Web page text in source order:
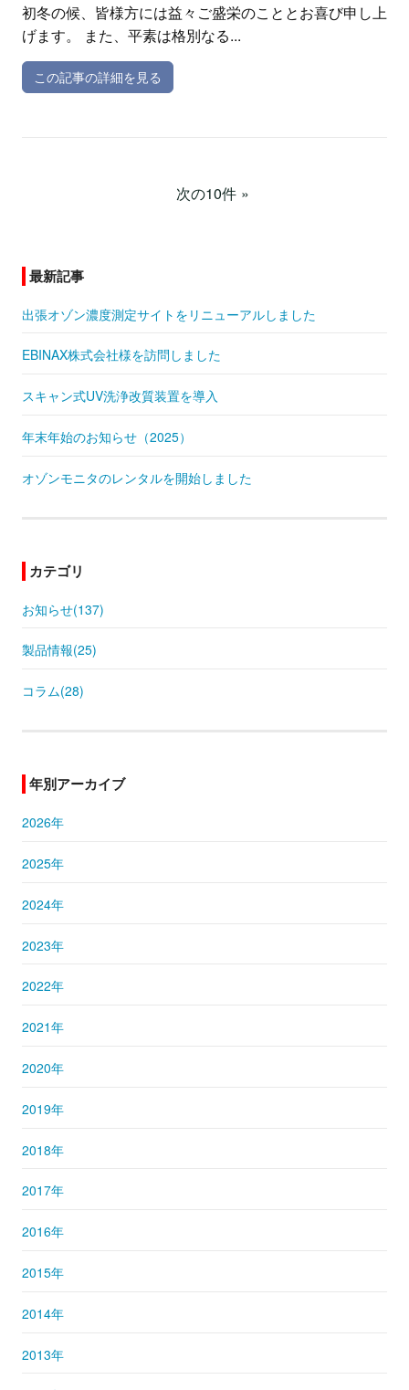
初冬の候、皆様方には益々ご盛栄のこととお喜び申し上
げます。 また、平素は格別なる...
この記事の詳細を見る
次の10件
最新記事
出張オゾン濃度測定サイトをリニューアルしました
EBINAX株式会社様を訪問しました
スキャン式UV洗浄改質装置を導入
年末年始のお知らせ（2025）
オゾンモニタのレンタルを開始しました
カテゴリ
お知らせ(137)
製品情報(25)
コラム(28)
年別アーカイブ
2026年
2025年
2024年
2023年
2022年
2021年
2020年
2019年
2018年
2017年
2016年
2015年
2014年
2013年